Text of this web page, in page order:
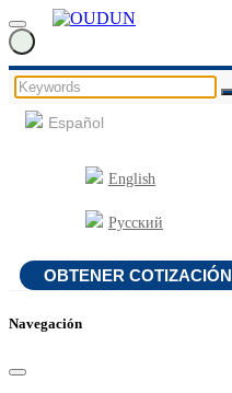
Español
English
Русский
OBTENER COTIZACIÓN
Navegación